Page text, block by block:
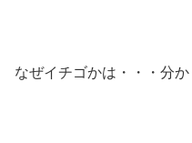
なぜイチゴかは・・・分か